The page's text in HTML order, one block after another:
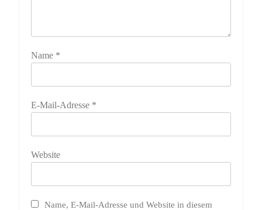
Name *
E-Mail-Adresse *
Website
Name, E-Mail-Adresse und Website in diesem